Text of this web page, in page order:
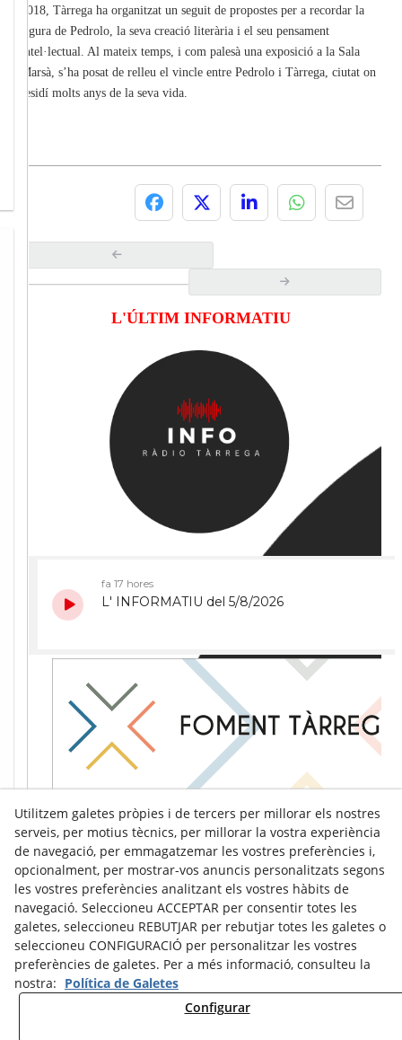
2018, Tàrrega ha organitzat un seguit de propostes per a recordar la
figura de Pedrolo, la seva creació literària i el seu pensament
intel·lectual. Al mateix temps, i com palesà una exposició a la Sala
Marsà, s’ha posat de relleu el vincle entre Pedrolo i Tàrrega, ciutat on
residí molts anys de la seva vida.
L'ÚLTIM INFORMATIU
Utilitzem galetes pròpies i de tercers per millorar els nostres
serveis, per motius tècnics, per millorar la vostra experiència
de navegació, per emmagatzemar les vostres preferències i,
opcionalment, per mostrar-vos anuncis personalitzats segons
les vostres preferències analitzant els vostres hàbits de
navegació. Seleccioneu ACCEPTAR per consentir totes les
galetes, seleccioneu REBUTJAR per rebutjar totes les galetes o
seleccioneu CONFIGURACIÓ per personalitzar les vostres
preferències de galetes. Per a més informació, consulteu la
nostra: Política de Galetes
Configurar